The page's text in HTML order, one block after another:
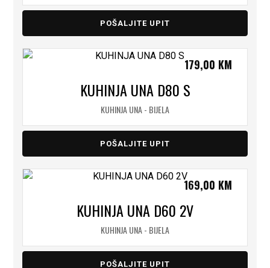
POŠALJITE UPIT
KUHINJA UNA D80 S
KUHINJA UNA - BIJELA
179,00 KM
POŠALJITE UPIT
KUHINJA UNA D60 2V
KUHINJA UNA - BIJELA
169,00 KM
POŠALJITE UPIT